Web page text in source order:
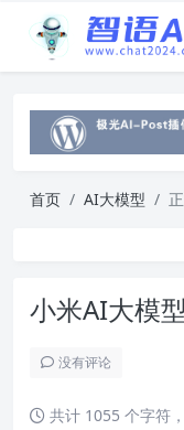
首页 AI大模型
小米AI大模
没有评论
共计 1055 个字符